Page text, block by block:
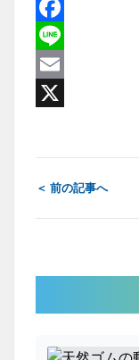
Facebook
Line
Email
＜ 前の記事へ